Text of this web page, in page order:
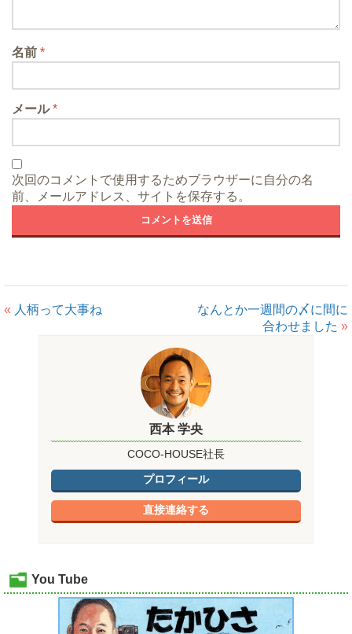
名前 *
メール*
次回のコメントで使用するためブラウザーに自分の名
前、メールアドレス、サイトを保存する。
« 人柄って大事ね
なんとか一週間の〆に間に
合わせました »
西本 学央
COCO-HOUSE社長
プロフィール
直接連絡する
You Tube